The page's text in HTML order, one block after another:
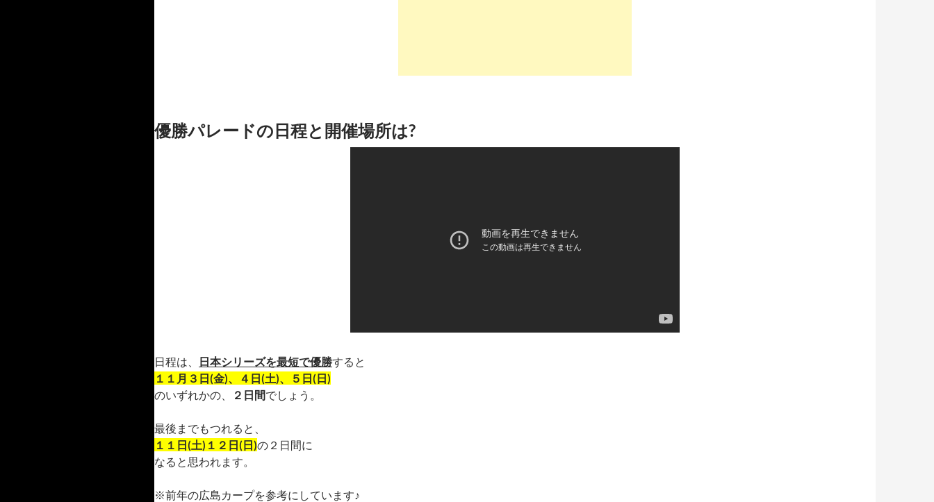
優勝パレードの日程と開催場所は?
日程は、 日本シリーズを最短で優勝すると
１１月３日(金)、４日(土)、５日(日)
のいずれかの、
２日間でしょう。
最後までもつれると、
１１日(土)１２日(日)の２日間に
なると思われます。
※前年の広島カープを参考にしています♪